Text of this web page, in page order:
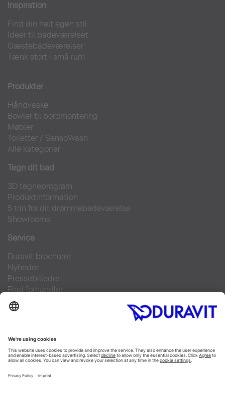
Inspiration
Find din helt egen stil
Ideer til badeværelset
Gæstebadeværelser
Tænk stort i små rum
Produkter
Håndvaske
Bowler til bordmontering
Møbler
Toiletter / SensoWash
Alle kategorier
Tegn dit bad
3D tegneprogram
Produktinformation
5 trin fra dit drømmebadeværelse
Showrooms
Service
Duravit brochurer
Nyheder
Pressebilleder
Find forhandler
Kontakt
FAQs
Facebook
Instagram
YouTube